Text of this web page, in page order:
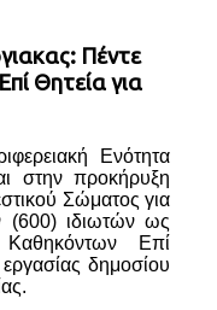
Πέντε
Θητεία για
Ενότητα
στην προκήρυξη
Σώματος για
(600) ιδιωτών ως
Επί
δημοσίου